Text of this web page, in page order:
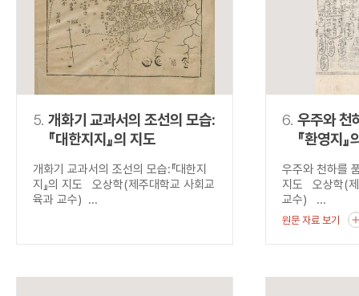
5. 개화기 교과서의 조선의 모습:
『대한지지』의 지도
개화기 교과서의 조선의 모습:『대한지
지』의 지도 오상학(제주대학교 사회교
육과 교수) ...
6. 우주와 천
『환영지』
우주와 천하를
지도 오상학(제
교수) ...
원문 자료 보기